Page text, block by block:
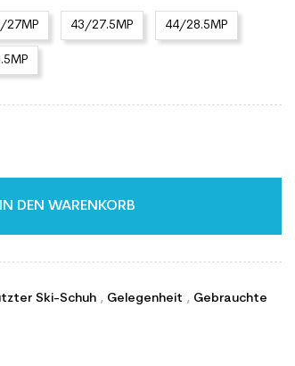
27MP 43/27.5MP 44/28.5MP
IN DEN WARENKORB
Ski-Schuh , Gelegenheit , Gebrauchte